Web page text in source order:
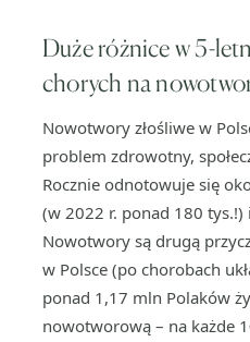
Duże różnice w 5-
chorych na
Nowotwory złośliwe w
problem zdrowotny,
Rocznie odnotowuje się
(w 2022 r. ponad 180
Nowotwory są drugą
w Polsce (po chorobach
ponad 1,17 mln Polaków
nowotworową – na każde